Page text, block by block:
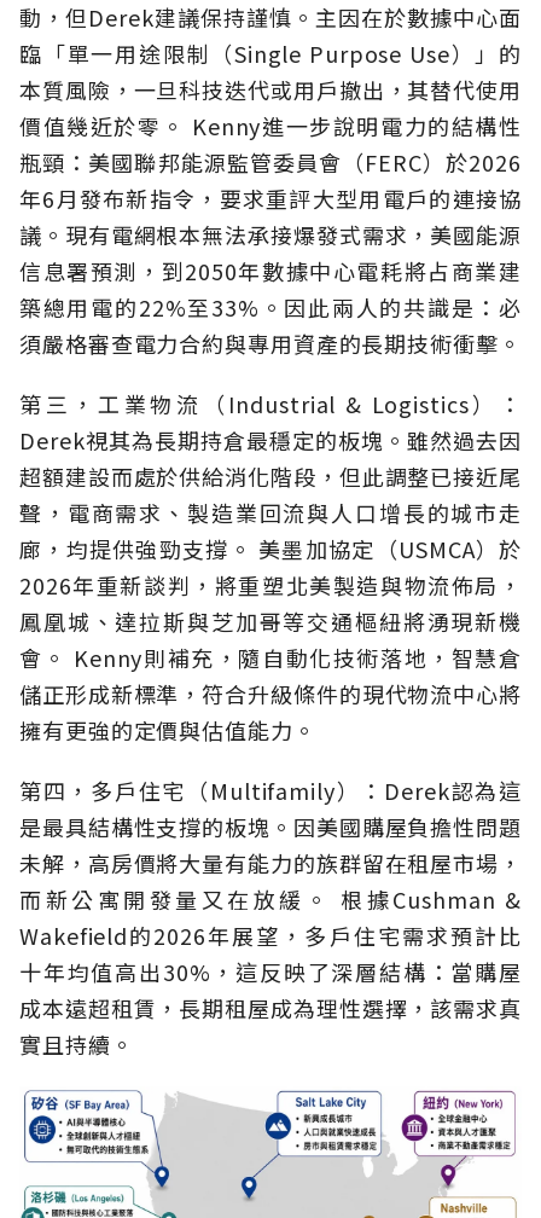
動，但Derek建議保持謹慎。主因在於數據中心面
臨「單一用途限制（Single Purpose Use）」的
本質風險，一旦科技迭代或用戶撤出，其替代使用
價值幾近於零。 Kenny進一步說明電力的結構性
瓶頸：美國聯邦能源監管委員會（FERC）於2026
年6月發布新指令，要求重評大型用電戶的連接協
議。現有電網根本無法承接爆發式需求，美國能源
信息署預測，到2050年數據中心電耗將占商業建
築總用電的22%至33%。因此兩人的共識是：必
須嚴格審查電力合約與專用資產的長期技術衝擊。
第三，工業物流（Industrial & Logistics）：
Derek視其為長期持倉最穩定的板塊。雖然過去因
超額建設而處於供給消化階段，但此調整已接近尾
聲，電商需求、製造業回流與人口增長的城市走
廊，均提供強勁支撐。 美墨加協定（USMCA）於
2026年重新談判，將重塑北美製造與物流佈局，
鳳凰城、達拉斯與芝加哥等交通樞紐將湧現新機
會。 Kenny則補充，隨自動化技術落地，智慧倉
儲正形成新標準，符合升級條件的現代物流中心將
擁有更強的定價與估值能力。
第四，多戶住宅（Multifamily）：Derek認為這
是最具結構性支撐的板塊。因美國購屋負擔性問題
未解，高房價將大量有能力的族群留在租屋市場，
而新公寓開發量又在放緩。 根據Cushman &
Wakefield的2026年展望，多戶住宅需求預計比
十年均值高出30%，這反映了深層結構：當購屋
成本遠超租賃，長期租屋成為理性選擇，該需求真
實且持續。